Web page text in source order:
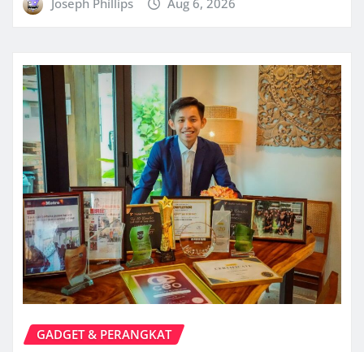
Joseph Phillips Aug 6, 2026
GADGET & PERANGKAT